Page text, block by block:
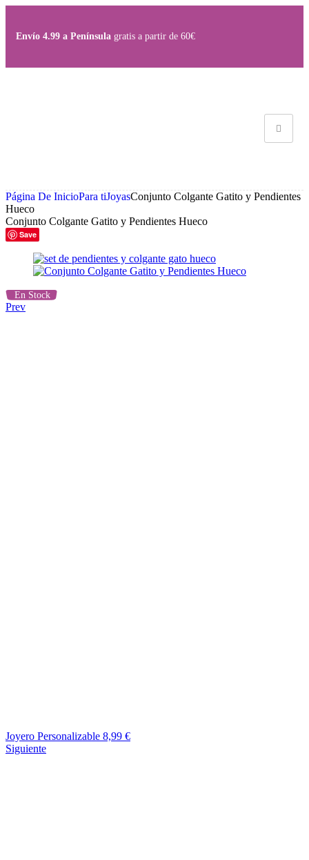
Envío 4.99 a Península gratis a partir de 60€
Página De InicioPara tiJoyasConjunto Colgante Gatito y Pendientes
Hueco
Conjunto Colgante Gatito y Pendientes Hueco
Save
En Stock
Prev
Joyero Personalizable 8,99 €
Siguiente